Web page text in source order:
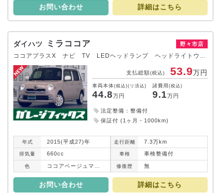
お問い合わせ 詳細はこちら
ダイハツ ミラココア 野々市店
支払総額(税込) 53.9万円
車両本体(税込)(リ済込)
44.8万円
諸費用(税込)
9.1万円
法定整備：整備付
保証付 (1ヶ月・1000km)
年式 2015(平成27)年 走行距離 7.3万km
排気量 660cc 車検 車検整備付
色 修復 歴 無
お問い合わせ 詳細はこちら